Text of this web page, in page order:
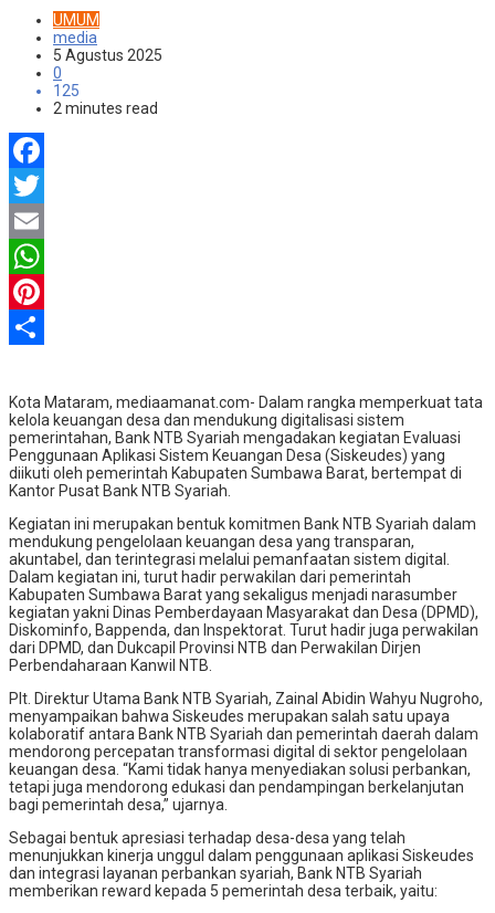
UMUM
media
5 Agustus 2025
0
125
2 minutes read
Facebook
Twitter
Email
WhatsApp
Pinterest
Kota Mataram, mediaamanat.com- Dalam rangka memperkuat tata
kelola keuangan desa dan mendukung digitalisasi sistem
pemerintahan, Bank NTB Syariah mengadakan kegiatan Evaluasi
Penggunaan Aplikasi Sistem Keuangan Desa (Siskeudes) yang
diikuti oleh pemerintah Kabupaten Sumbawa Barat, bertempat di
Kantor Pusat Bank NTB Syariah.
Kegiatan ini merupakan bentuk komitmen Bank NTB Syariah dalam
mendukung pengelolaan keuangan desa yang transparan,
akuntabel, dan terintegrasi melalui pemanfaatan sistem digital.
Dalam kegiatan ini, turut hadir perwakilan dari pemerintah
Kabupaten Sumbawa Barat yang sekaligus menjadi narasumber
kegiatan yakni Dinas Pemberdayaan Masyarakat dan Desa (DPMD),
Diskominfo, Bappenda, dan Inspektorat. Turut hadir juga perwakilan
dari DPMD, dan Dukcapil Provinsi NTB dan Perwakilan Dirjen
Perbendaharaan Kanwil NTB.
Plt. Direktur Utama Bank NTB Syariah, Zainal Abidin Wahyu Nugroho,
menyampaikan bahwa Siskeudes merupakan salah satu upaya
kolaboratif antara Bank NTB Syariah dan pemerintah daerah dalam
mendorong percepatan transformasi digital di sektor pengelolaan
keuangan desa. “Kami tidak hanya menyediakan solusi perbankan,
tetapi juga mendorong edukasi dan pendampingan berkelanjutan
bagi pemerintah desa,” ujarnya.
Sebagai bentuk apresiasi terhadap desa-desa yang telah
menunjukkan kinerja unggul dalam penggunaan aplikasi Siskeudes
dan integrasi layanan perbankan syariah, Bank NTB Syariah
memberikan reward kepada 5 pemerintah desa terbaik, yaitu: